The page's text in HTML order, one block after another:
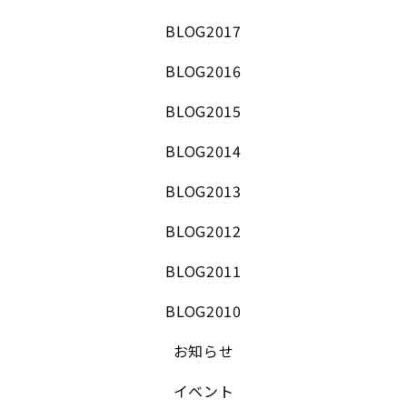
BLOG2017
BLOG2016
BLOG2015
BLOG2014
BLOG2013
BLOG2012
BLOG2011
BLOG2010
お知らせ
イベント